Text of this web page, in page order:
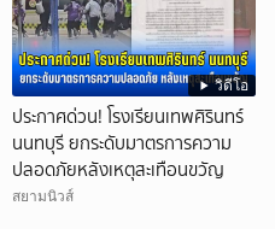
วิดีโอ
ประกาศด่วน! โรงเรียนเทพศิรินทร์
นนทบุรี ยกระดับมาตรการความ
ปลอดภัยหลังเหตุสะเทือนขวัญ
สยามนิวส์